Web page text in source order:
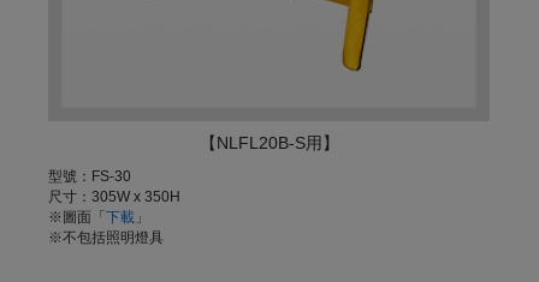
【NLFL20B-S用】
型號：FS-30
尺寸：305W x 350H
※圖面「下載 」
※不包括照明燈具